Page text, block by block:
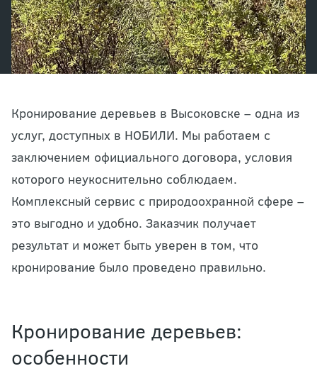
Кронирование деревьев в Высоковске – одна из
услуг, доступных в НОБИЛИ. Мы работаем с
заключением официального договора, условия
которого неукоснительно соблюдаем.
Комплексный сервис с природоохранной сфере –
это выгодно и удобно. Заказчик получает
результат и может быть уверен в том, что
кронирование было проведено правильно.
Кронирование деревьев:
особенности